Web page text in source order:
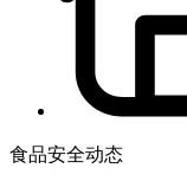
食品安全动态